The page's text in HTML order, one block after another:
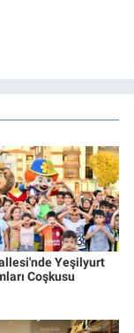
Yeşilyurt
Coşkusu